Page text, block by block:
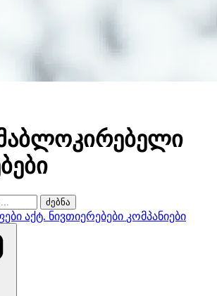
ძებნა
აქტ. ნივთიერებები კომპანიები